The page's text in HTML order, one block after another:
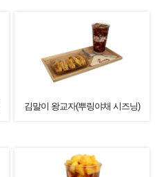
김말이 왕교자(뿌링야채 시즈닝)